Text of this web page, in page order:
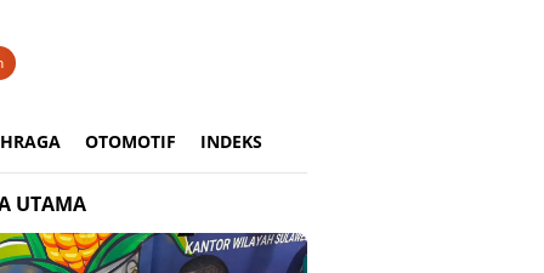
OTOMOTIF INDEKS
UTAMA